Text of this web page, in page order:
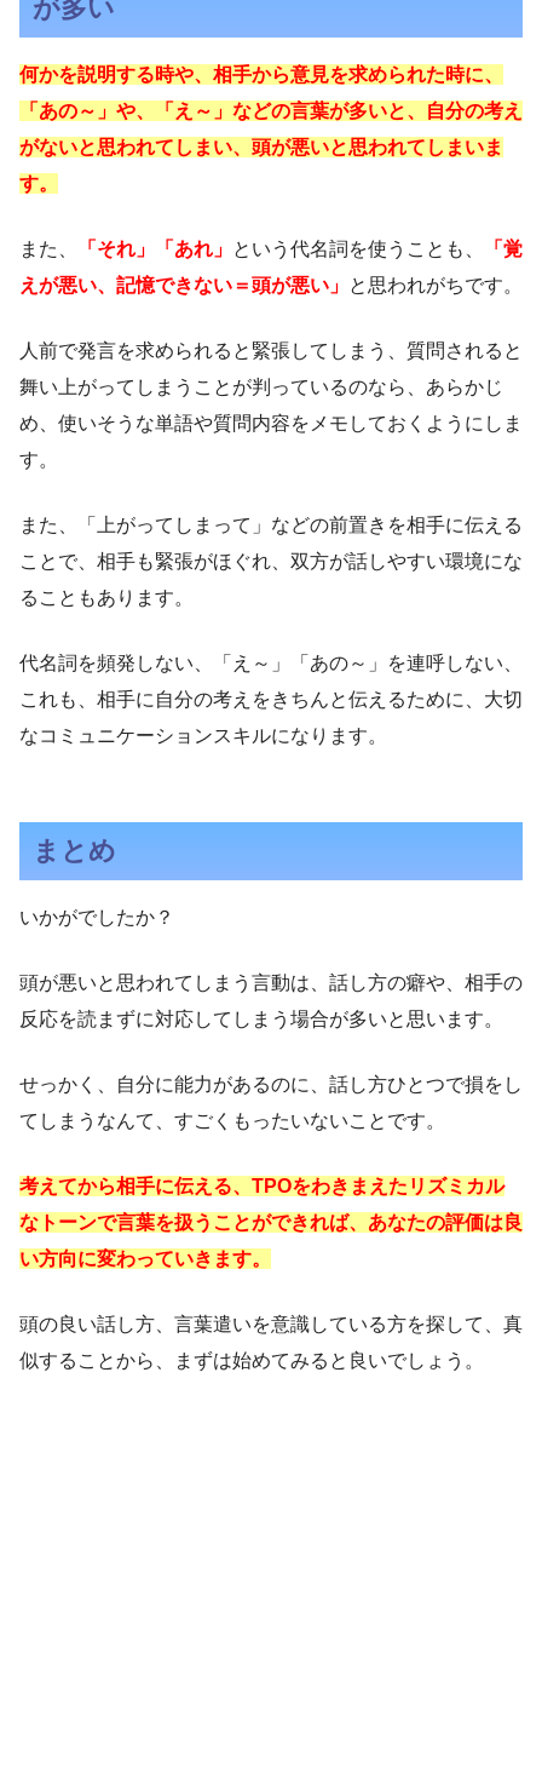
が多い
何かを説明する時や、相手から意見を求められた時に、
「あの～」や、「え～」などの言葉が多いと、自分の考え
がないと思われてしまい、頭が悪いと思われてしまいま
す。
また、 「それ」「あれ」 という代名詞を使うことも、
「覚
えが悪い、記憶できない＝頭が悪い」 と思われがちです。
人前で発言を求められると緊張してしまう、質問されると
舞い上がってしまうことが判っているのなら、あらかじ
め、使いそうな単語や質問内容をメモしておくようにしま
す。
また、「上がってしまって」などの前置きを相手に伝える
ことで、相手も緊張がほぐれ、双方が話しやすい環境にな
ることもあります。
代名詞を頻発しない、「え～」「あの～」を連呼しない、
これも、相手に自分の考えをきちんと伝えるために、大切
なコミュニケーションスキルになります。
まとめ
いかがでしたか？
頭が悪いと思われてしまう言動は、話し方の癖や、相手の
反応を読まずに対応してしまう場合が多いと思います。
せっかく、自分に能力があるのに、話し方ひとつで損をし
てしまうなんて、すごくもったいないことです。
考えてから相手に伝える、TPOをわきまえたリズミカル
なトーンで言葉を扱うことができれば、あなたの評価は良
い方向に変わっていきます。
頭の良い話し方、言葉遣いを意識している方を探して、真
似することから、まずは始めてみると良いでしょう。